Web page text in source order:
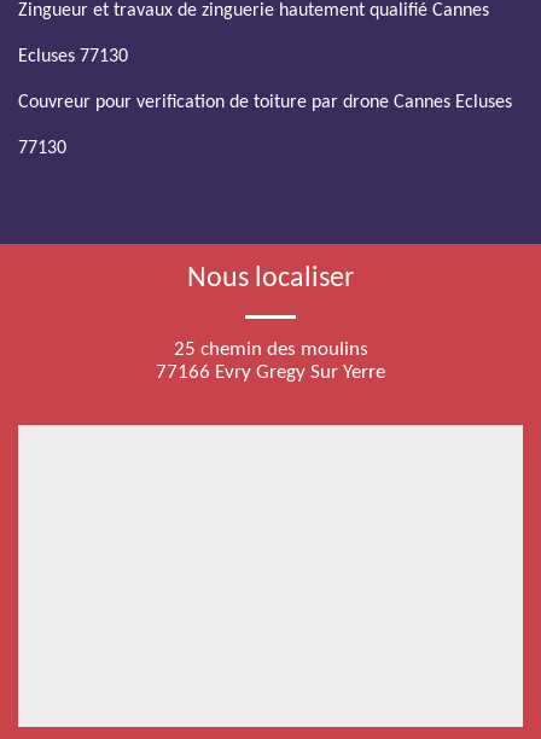
Zingueur et travaux de zinguerie hautement qualifié Cannes
Ecluses 77130
Couvreur pour verification de toiture par drone Cannes Ecluses
77130
Nous localiser
25 chemin des moulins
77166 Evry Gregy Sur Yerre